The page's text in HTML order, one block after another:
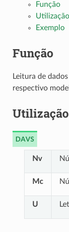
Função
Utilização
Exemplo
Função
Leitura de
respectivo
Utilização
DAVS
Nv
Mc
U